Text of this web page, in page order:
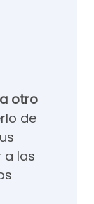
otro
de
a las